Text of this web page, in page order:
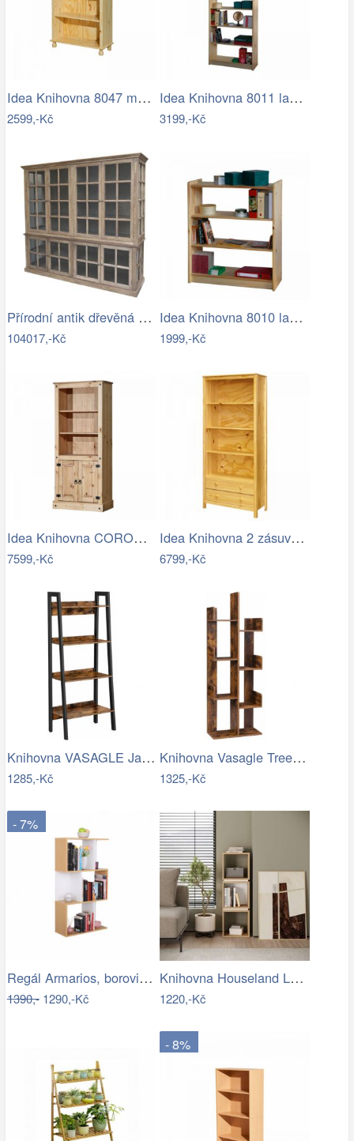
Idea Knihovna 8047 masiv lak
2599,-Kč
Idea Knihovna 8011 lakovaná
3199,-Kč
Přírodní antik dřevěná knihovna /…
104017,-Kč
Idea Knihovna 8010 lakovaná
1999,-Kč
Idea Knihovna CORONA vosk 164716
7599,-Kč
Idea Knihovna 2 zásuvky TORINO
6799,-Kč
Knihovna VASAGLE Jannike hnědá/černá
1285,-Kč
Knihovna Vasagle Tree hnědá/černá
1325,-Kč
- 7%
Regál Armarios, borovice / bílá
1390,-1290,-Kč
Knihovna Houseland Lofty 3 dub safírový…
1220,-Kč
- 8%